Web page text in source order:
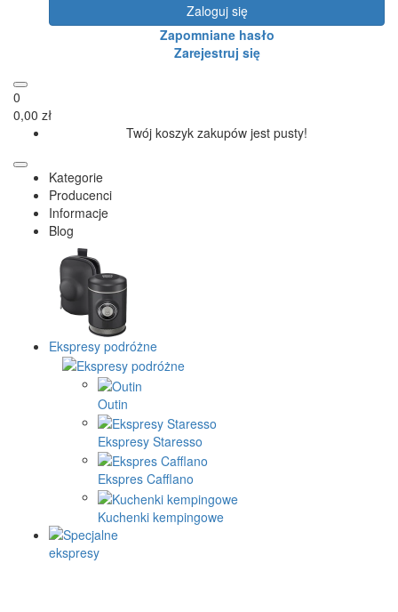
Zaloguj się
Zapomniane hasło
Zarejestruj się
0
0,00 zł
Twój koszyk zakupów jest pusty!
Kategorie
Producenci
Informacje
Blog
Ekspresy podróżne
Outin
Ekspresy Staresso
Ekspres Cafflano
Kuchenki kempingowe